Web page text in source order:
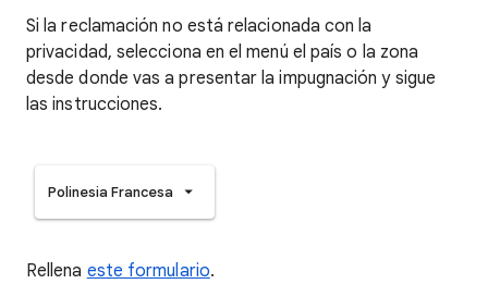
Si la reclamación no está relacionada con la
privacidad, selecciona en el menú el país o la zona
desde donde vas a presentar la impugnación y sigue
las instrucciones.
Polinesia Francesa
Rellena este formulario.